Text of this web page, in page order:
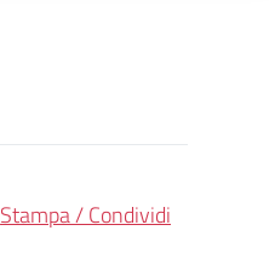
Stampa / Condividi